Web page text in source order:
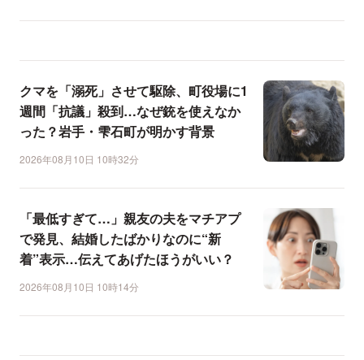
クマを「溺死」させて駆除、町役場に1
週間「抗議」殺到…なぜ銃を使えなか
った？岩手・雫石町が明かす背景
2026年08月10日 10時32分
「最低すぎて…」親友の夫をマチアプ
で発見、結婚したばかりなのに“新
着”表示…伝えてあげたほうがいい？
2026年08月10日 10時14分